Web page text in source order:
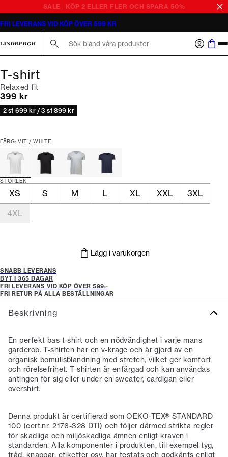
FRI LEVERANS VID KÖP ÖVER 599 KR
T-shirt
Relaxed fit
Nuvarande pris
399 kr
2 st 699 kr / 3 st 899 kr
FÄRG: VIT / WHITE
STORLEK
XS S M L XL XXL
3XL
4XL
Lägg i varukorgen
SNABB LEVERANS
BYT I 365 DAGAR
FRI LEVERANS VID KÖP ÖVER 599:-
FRI RETUR PÅ ALLA BESTÄLLNINGAR
Beskrivning
En perfekt bas t-shirt och en nödvändighet i varje mans
garderob. T-shirten har en v-krage och är gjord av en
organisk bomullsblandning med stretch, vilket ger komfort
och rörelsefrihet. T-shirten är enfärgad och kan användas
antingen för sig eller under en sweater, cardigan eller
overshirt.
Denna produkt är certifierad som OEKO-TEX® STANDARD
100 (cert.nr. 2176-328 DTI) och följer därmed strikta regler
för skadliga och miljöskadliga ämnen enligt kraven i
standarden. Alla komponenter i produkten, till exempel tyg,
tråd, knappar, etiketter osv. har testats och godkänts enligt